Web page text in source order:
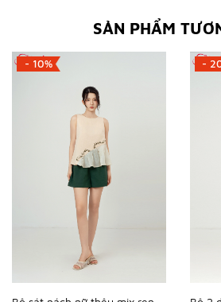
SẢN PHẨM
- 10% -